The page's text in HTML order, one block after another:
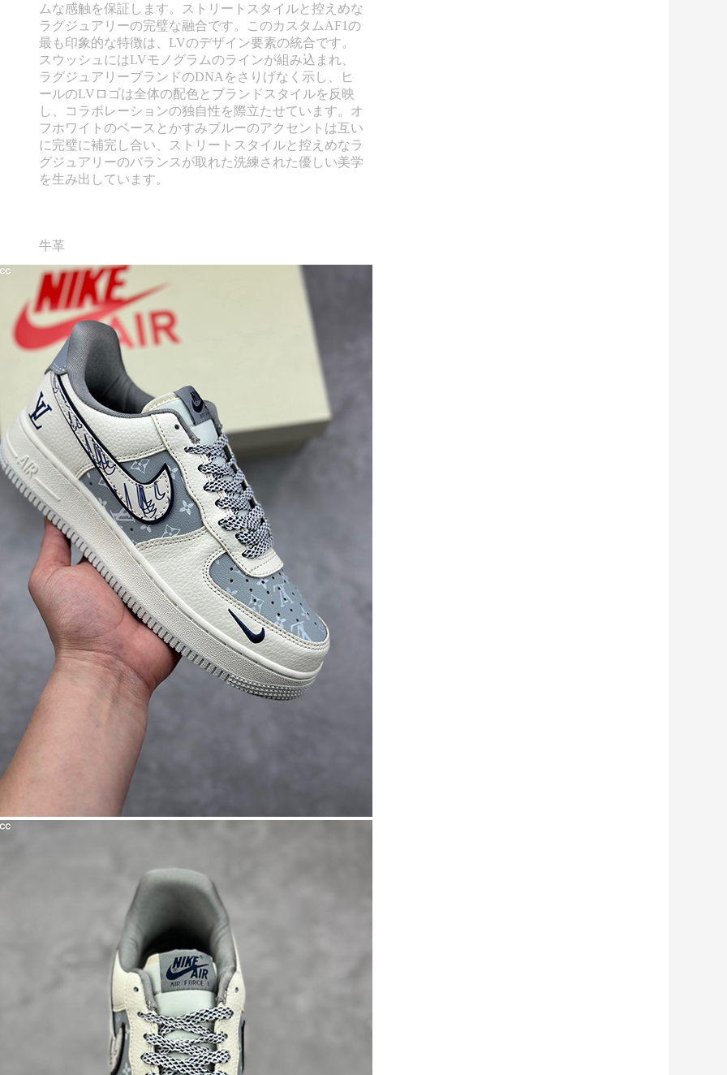
ムな感触を保証します。ストリートスタイルと控えめな
ラグジュアリーの完璧な融合です。このカスタムAF1の
最も印象的な特徴は、LVのデザイン要素の統合です。
スウッシュにはLVモノグラムのラインが組み込まれ、
ラグジュアリーブランドのDNAをさりげなく示し、ヒ
ールのLVロゴは全体の配色とブランドスタイルを反映
し、コラボレーションの独自性を際立たせています。オ
フホワイトのベースとかすみブルーのアクセントは互い
に完璧に補完し合い、ストリートスタイルと控えめなラ
グジュアリーのバランスが取れた洗練された優しい美学
を生み出しています。
牛革